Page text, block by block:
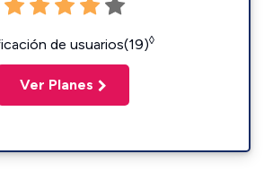
de usuarios(19)◊
Ver Planes